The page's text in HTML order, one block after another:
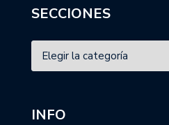
SECCIONES
INFO